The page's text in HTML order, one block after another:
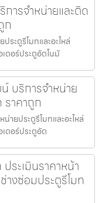
ารจำหน่ายและติด
ก
ระตูรีโมทและอะไหล่
ตอร์ประตูอัตโนมั
บริการจำหน่าย
ราคาถูก
ยประตูรีโมทและอะไหล่
ตอร์ประตูอัต
ระเมินราคาหน้า
างซ่อมประตูรีโมท